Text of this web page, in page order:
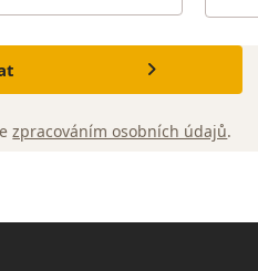
zpracováním osobních údajů.